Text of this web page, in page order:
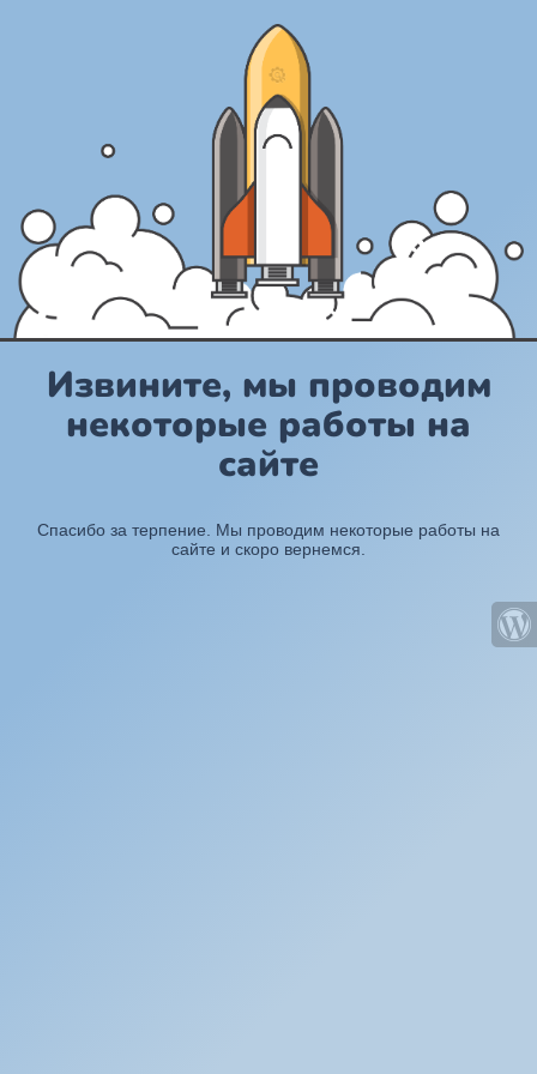
Извините, мы проводим
некоторые работы на
сайте
Спасибо за терпение. Мы проводим некоторые работы на
сайте и скоро вернемся.